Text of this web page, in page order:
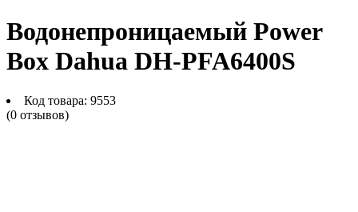
Водонепроницаемый Power
Box Dahua DH-PFA6400S
Код товара: 9553
(0 отзывов)